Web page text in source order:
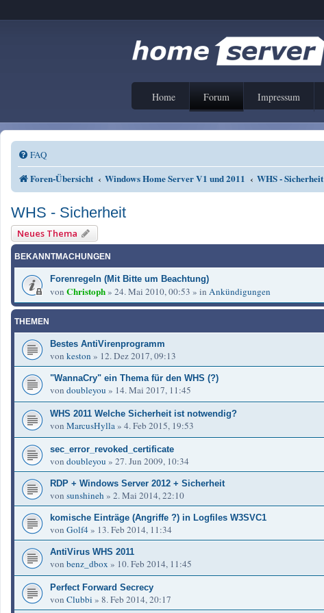
Home Forum Impressum
FAQ
Foren-Übersicht Windows Home Server V1 und 2011 WHS - Sicherheit
WHS - Sicherheit
Neues Thema
BEKANNTMACHUNGEN
Forenregeln (Mit Bitte um Beachtung)
von Christoph» 24. Mai 2010, 00:53 » in Ankündigungen
THEMEN
Bestes AntiVirenprogramm
von keston » 12. Dez 2017, 09:13
"WannaCry" ein Thema für den WHS (?)
von doubleyou » 14. Mai 2017, 11:45
WHS 2011 Welche Sicherheit ist notwendig?
von MarcusHylla » 4. Feb 2015, 19:53
sec_error_revoked_certificate
von doubleyou » 27. Jun 2009, 10:34
RDP + Windows Server 2012 + Sicherheit
von sunshineh » 2. Mai 2014, 22:10
komische Einträge (Angriffe ?) in Logfiles W3SVC1
von Golf4» 13. Feb 2014, 11:34
AntiVirus WHS 2011
von benz_dbox » 10. Feb 2014, 11:45
Perfect Forward Secrecy
von Clubbi » 8. Feb 2014, 20:17